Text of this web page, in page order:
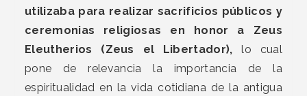
utilizaba para realizar sacrificios públicos y
ceremonias religiosas en honor a Zeus
Eleutherios (Zeus el Libertador), lo cual
pone de relevancia la importancia de la
espiritualidad en la vida cotidiana de la antigua